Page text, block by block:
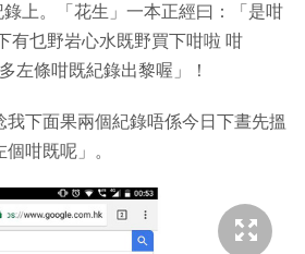
上。「花生」一本正經曰：「是咁
有乜野岩心水既野買下咁啦 咁
左條咁既紀錄出黎喔」！
下面果兩個紀錄唔係今日下晝先搵
咁既呢」。